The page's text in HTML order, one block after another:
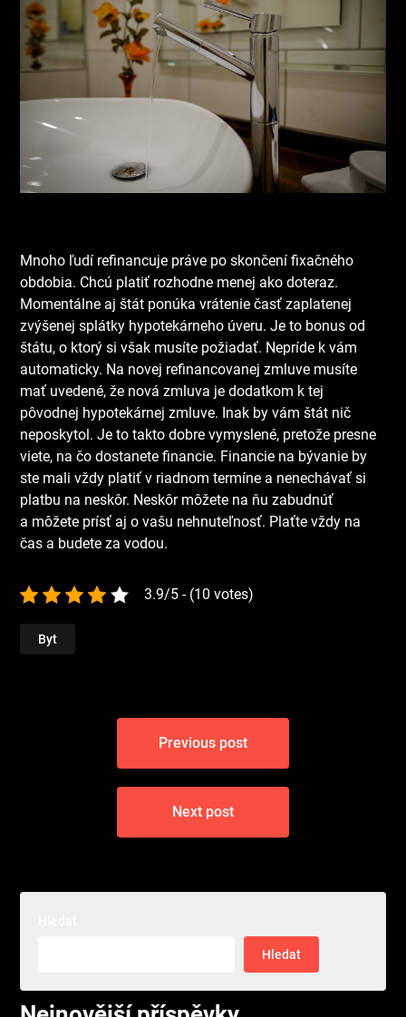
Mnoho ľudí refinancuje práve po skončení fixačného
obdobia. Chcú platiť rozhodne menej ako doteraz.
Momentálne aj štát ponúka vrátenie časť zaplatenej
zvýšenej splátky hypotekárneho úveru. Je to bonus od
štátu, o ktorý si však musíte požiadať. Nepríde k vám
automaticky. Na novej refinancovanej zmluve musíte
mať uvedené, že nová zmluva je dodatkom k tej
pôvodnej hypotekárnej zmluve. Inak by vám štát nič
neposkytol. Je to takto dobre vymyslené, pretože presne
viete, na čo dostanete financie. Financie na bývanie by
ste mali vždy platiť v riadnom termíne a nenechávať si
platbu na neskôr. Neskôr môžete na ňu zabudnúť
a môžete prísť aj o vašu nehnuteľnosť. Plaťte vždy na
čas a budete za vodou.
3.9/5 - (10 votes)
Byt
Navigace
příspěvek
Previous post
Next post
Hledat